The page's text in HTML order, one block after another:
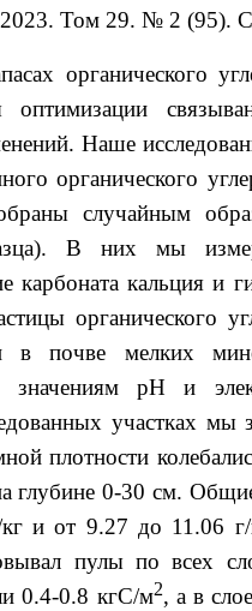
Том 29. № 2 (95).
органического
Наше
органического
случайным
В них мы
карбоната кальция
органического
в почве мелких
значениям рН и
участках мы
плотности
глубине 0-30 см.
и от 9.27 до 11.06 г/
пулы по всех
0.4-0.8 кгС/м2, а в